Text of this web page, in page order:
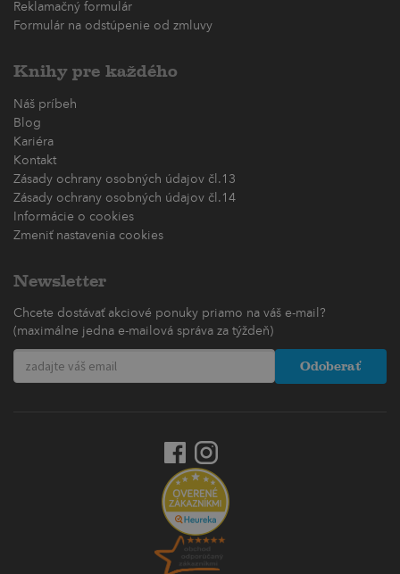
Reklamačný formulár
Formulár na odstúpenie od zmluvy
Knihy pre každého
Náš príbeh
Blog
Kariéra
Kontakt
Zásady ochrany osobných údajov čl.13
Zásady ochrany osobných údajov čl.14
Informácie o cookies
Zmeniť nastavenia cookies
Newsletter
Chcete dostávať akciové ponuky priamo na váš e-mail?
(maximálne jedna e-mailová správa za týždeň)
Odoberať